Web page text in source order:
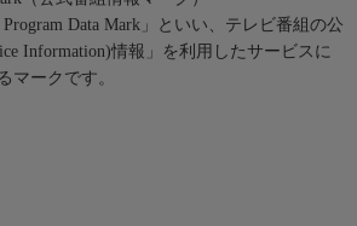
Data Mark」といい、テレビ番組の公
Information)情報」を利用したサービスに
マークです。